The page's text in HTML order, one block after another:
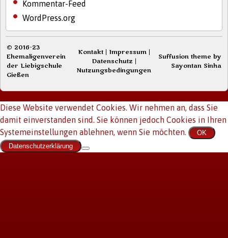
Kommentar-Feed
WordPress.org
© 2016-23
Ehemaligenverein
der Liebigschule
Gießen
Kontakt | Impressum |
Datenschutz |
Nutzungsbedingungen
Suffusion theme by
Sayontan Sinha
Diese Website verwendet Cookies. Wir nehmen an, dass Sie
damit einverstanden sind. Sie können jedoch Cookies in Ihren
Systemeinstellungen ablehnen, wenn Sie möchten.
OK
Datenschutzerklärung